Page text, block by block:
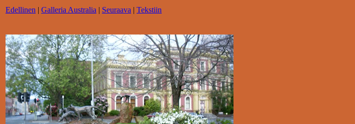
Edellinen | Galleria Australia | Seuraava | Tekstiin